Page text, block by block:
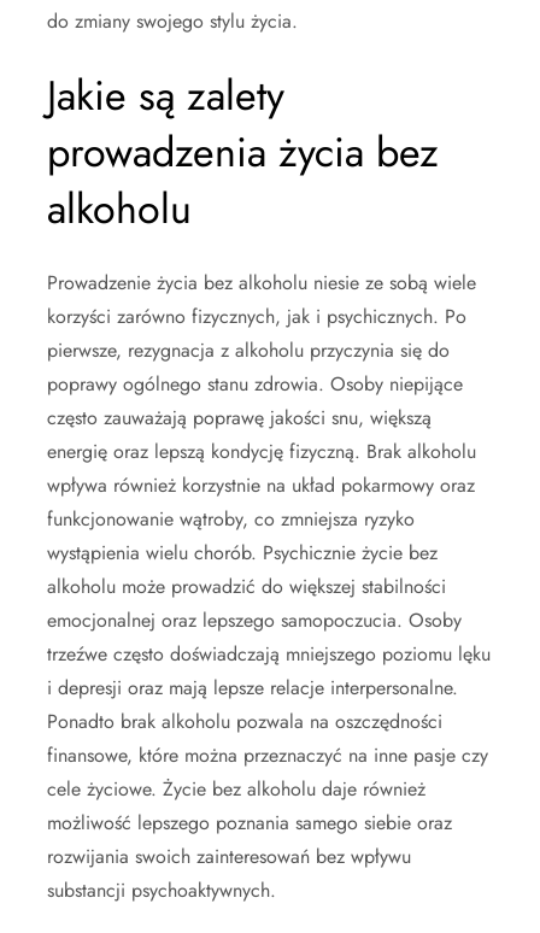
do zmiany swojego stylu życia.
Jakie są zalety
prowadzenia życia bez
alkoholu
Prowadzenie życia bez alkoholu niesie ze sobą wiele
korzyści zarówno fizycznych, jak i psychicznych. Po
pierwsze, rezygnacja z alkoholu przyczynia się do
poprawy ogólnego stanu zdrowia. Osoby niepijące
często zauważają poprawę jakości snu, większą
energię oraz lepszą kondycję fizyczną. Brak alkoholu
wpływa również korzystnie na układ pokarmowy oraz
funkcjonowanie wątroby, co zmniejsza ryzyko
wystąpienia wielu chorób. Psychicznie życie bez
alkoholu może prowadzić do większej stabilności
emocjonalnej oraz lepszego samopoczucia. Osoby
trzeźwe często doświadczają mniejszego poziomu lęku
i depresji oraz mają lepsze relacje interpersonalne.
Ponadto brak alkoholu pozwala na oszczędności
finansowe, które można przeznaczyć na inne pasje czy
cele życiowe. Życie bez alkoholu daje również
możliwość lepszego poznania samego siebie oraz
rozwijania swoich zainteresowań bez wpływu
substancji psychoaktywnych.